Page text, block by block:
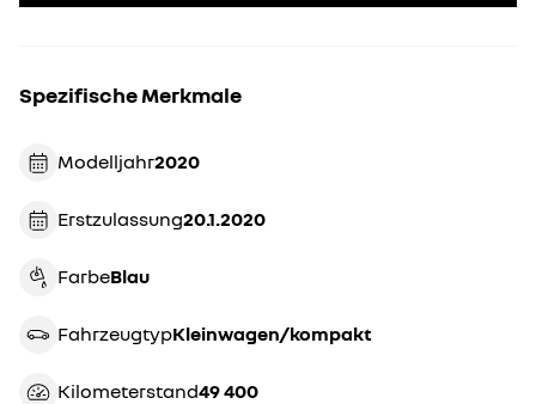
Spezifische Merkmale
Modelljahr 2020
Erstzulassung 20.1.2020
Farbe blau
Fahrzeugtyp kleinwagen/kompakt
Kilometerstand 49 400